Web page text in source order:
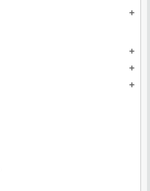
add
add
add
add